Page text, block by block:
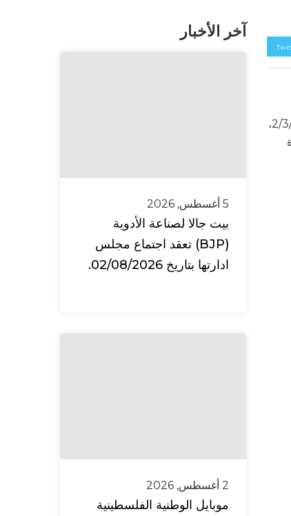
(باديكو) يفيد بانتهاء تمثيل السيد سمير عثمان حليله لها في عضوية مجلس إدارة بورصة فلسطين وذلك اعتبارا من تاريخ 2/3/2025،
آخر الأخبار
5 أغسطس, 2026
بيت جالا لصناعة الأدوية
(BJP) تعقد اجتماع مجلس
ادارتها بتاريخ 02/08/2026.
2 أغسطس, 2026
موبايل الوطنية الفلسطينية